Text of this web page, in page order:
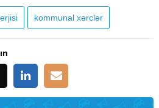
kommunal xərclər